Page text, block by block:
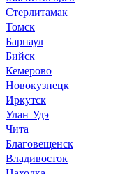
Стерлитамак
Томск
Барнаул
Бийск
Кемерово
Новокузнецк
Иркутск
Улан-Удэ
Чита
Благовещенск
Владивосток